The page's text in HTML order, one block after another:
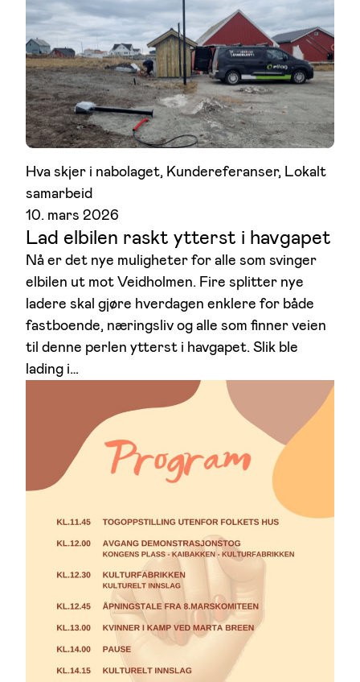
Hva skjer i nabolaget, Kundereferanser, Lokalt
samarbeid
10. mars 2026
Lad elbilen raskt ytterst i havgapet
Nå er det nye muligheter for alle som svinger
elbilen ut mot Veidholmen. Fire splitter nye
ladere skal gjøre hverdagen enklere for både
fastboende, næringsliv og alle som finner veien
til denne perlen ytterst i havgapet. Slik ble
lading i…